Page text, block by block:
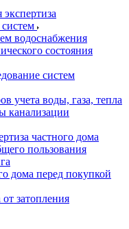
водоснабжения
состояния
систем
учета воды, газа, тепла
канализации
частного дома
пользования
дома перед покупкой
затопления